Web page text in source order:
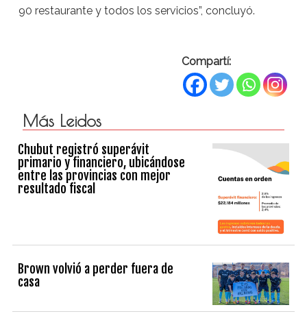
90 restaurante y todos los servicios”, concluyó.
Compartí:
Más Leidos
Chubut registró superávit
primario y financiero, ubicándose
entre las provincias con mejor
resultado fiscal
Brown volvió a perder fuera de
casa